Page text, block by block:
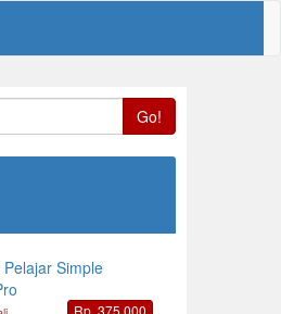
Go!
Simple
Rp. 375.000